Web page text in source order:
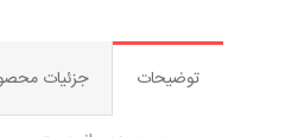
توضیحات جزئیات